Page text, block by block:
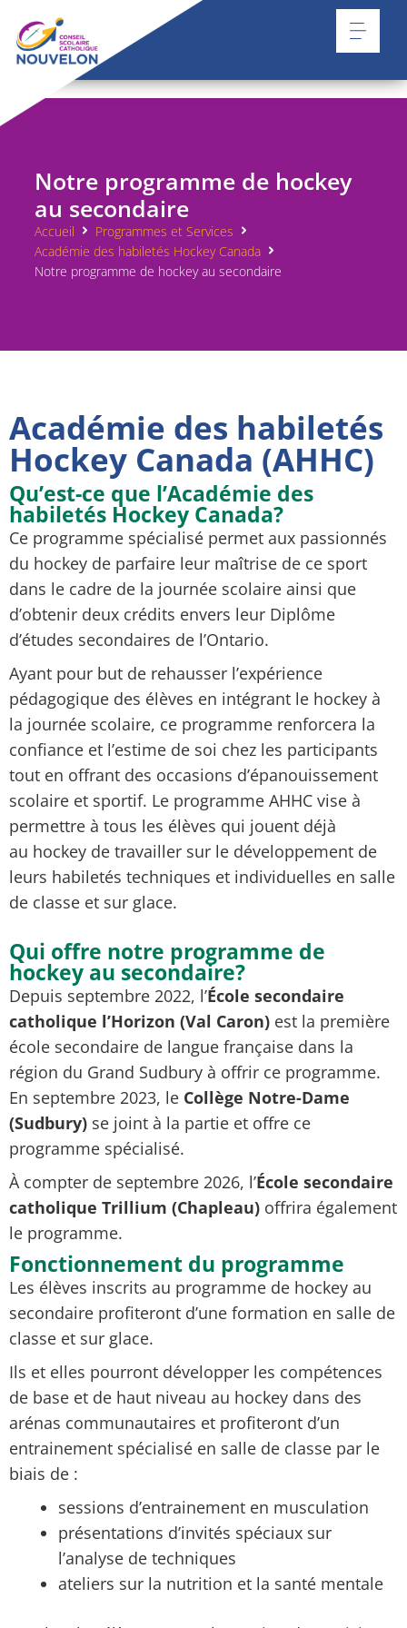
Notre programme de hockey
au secondaire
Accueil
Programmes et Services
Académie des habiletés Hockey Canada
Notre programme de hockey au secondaire
Académie des habiletés
Hockey Canada (AHHC)
Qu’est-ce que l’Académie des
habiletés Hockey Canada?
Ce programme spécialisé permet aux passionnés
du hockey de parfaire leur maîtrise de ce sport
dans le cadre de la journée scolaire ainsi que
d’obtenir deux crédits envers leur Diplôme
d’études secondaires de l’Ontario.
Ayant pour but de rehausser l’expérience
pédagogique des élèves en intégrant le hockey à
la journée scolaire, ce programme renforcera la
confiance et l’estime de soi chez les participants
tout en offrant des occasions d’épanouissement
scolaire et sportif. Le programme AHHC vise à
permettre à tous les élèves qui jouent déjà
au hockey de travailler sur le développement de
leurs habiletés techniques et individuelles en salle
de classe et sur glace.
Qui offre notre programme de
hockey au secondaire?
Depuis septembre 2022, l’École secondaire
catholique l’Horizon (Val Caron) est la première
école secondaire de langue française dans la
région du Grand Sudbury à offrir ce programme.
En septembre 2023, le Collège Notre-Dame
(Sudbury) se joint à la partie et offre ce
programme spécialisé.
À compter de septembre 2026, l’École secondaire
catholique Trillium (Chapleau) offrira également
le programme.
Fonctionnement du programme
Les élèves inscrits au programme de hockey au
secondaire profiteront d’une formation en salle de
classe et sur glace.
Ils et elles pourront développer les compétences
de base et de haut niveau au hockey dans des
arénas communautaires et profiteront d’un
entrainement spécialisé en salle de classe par le
biais de :
sessions d’entrainement en musculation
présentations d’invités spéciaux sur
l’analyse de techniques
ateliers sur la nutrition et la santé mentale